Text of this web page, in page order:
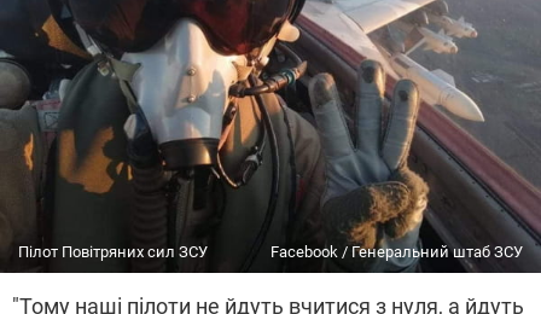
Пілот Повітряних сил ЗСУ Facebook / Генеральний штаб ЗСУ
"Тому наші пілоти не йдуть вчитися з нуля, а йдуть